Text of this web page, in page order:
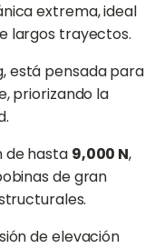
extrema, ideal
largos trayectos.
está pensada para
priorizando la
de hasta 9,000 N,
de gran
de elevación